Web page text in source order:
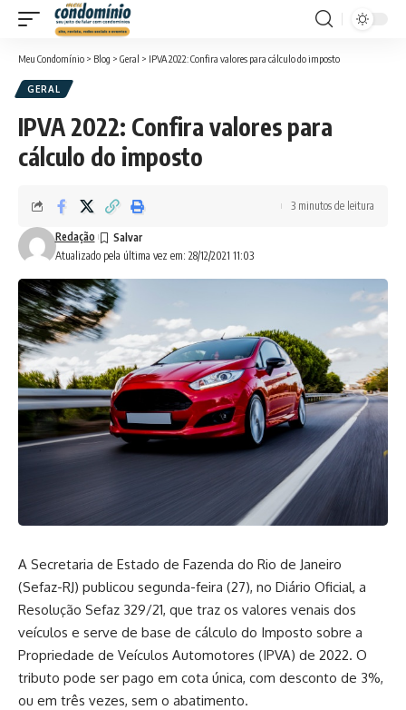
Meu Condomínio > Blog > Geral > IPVA 2022: Confira valores para cálculo do imposto
GERAL
IPVA 2022: Confira valores para
cálculo do imposto
Atualizado pela última vez em: 28/12/2021 11:03
Redação
3 minutos de leitura
A Secretaria de Estado de Fazenda do Rio de Janeiro
(Sefaz-RJ) publicou segunda-feira (27), no Diário Oficial, a
Resolução Sefaz 329/21, que traz os valores venais dos
veículos e serve de base de cálculo do Imposto sobre a
Propriedade de Veículos Automotores (IPVA) de 2022. O
tributo pode ser pago em cota única, com desconto de 3%,
ou em três vezes, sem o abatimento.